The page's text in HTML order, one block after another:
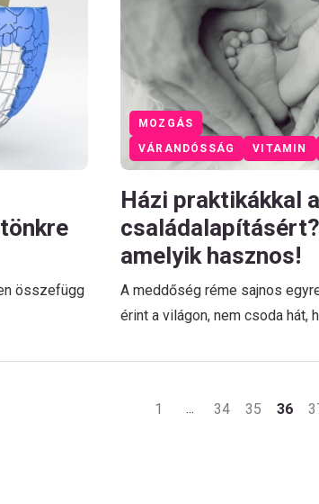
összefügg
VÁRANDÓSSÁG VITAMIN
MOZGÁS
Házi praktikákkal a
amelyik hasznos!
A meddőség réme sajnos
érint a világon, nem csoda hát,
1 … 34 35 36